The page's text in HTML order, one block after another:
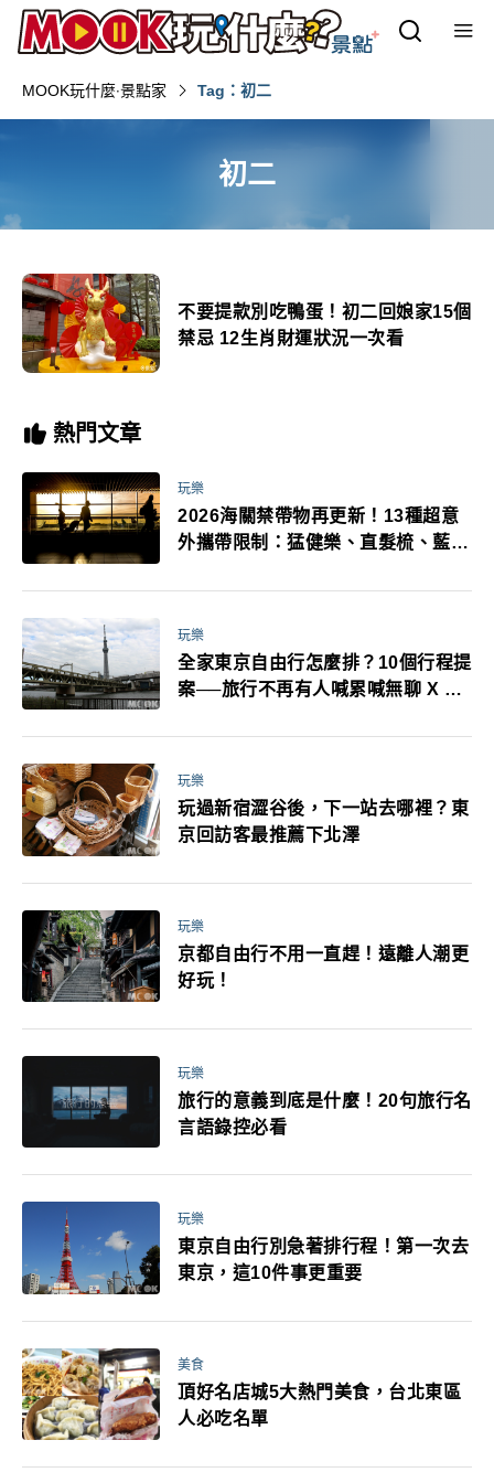
MOOK玩什麼‧景點家 Tag：初二
初二
不要提款別吃鴨蛋！初二回娘家15個
禁忌 12生肖財運狀況一次看
熱門文章
玩樂
2026海關禁帶物再更新！13種超意
外攜帶限制：猛健樂、直髮梳、藍牙
萬！注意事項一次看！
玩樂
全家東京自由行怎麼排？10個行程提
案──旅行不再有人喊累喊無聊 X 爸
玩樂
玩過新宿澀谷後，下一站去哪裡？東
京回訪客最推薦下北澤
玩樂
京都自由行不用一直趕！遠離人潮更
好玩！
玩樂
旅行的意義到底是什麼！20句旅行名
言語錄控必看
玩樂
東京自由行別急著排行程！第一次去
東京，這10件事更重要
美食
頂好名店城5大熱門美食，台北東區
人必吃名單